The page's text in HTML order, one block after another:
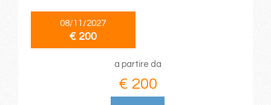
08/11/2027
€ 200
a partire da
€ 200